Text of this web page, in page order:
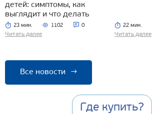
детей: симптомы, как
выглядит и что делать
23 мин. 1102 0
Читать далее
22 мин.
Читать далее
Все новости →
Где купить?